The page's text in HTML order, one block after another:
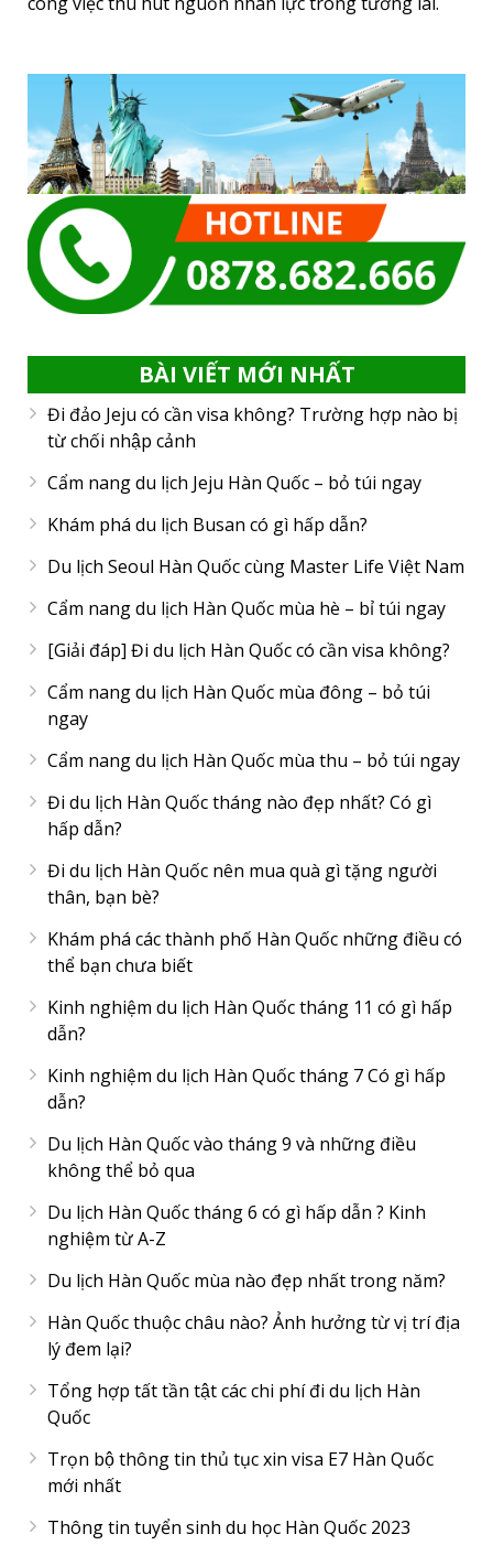
BÀI VIẾT MỚI NHẤT
Đi đảo Jeju có cần visa không? Trường hợp nào bị
từ chối nhập cảnh
Cẩm nang du lịch Jeju Hàn Quốc – bỏ túi ngay
Khám phá du lịch Busan có gì hấp dẫn?
Du lịch Seoul Hàn Quốc cùng Master Life Việt Nam
Cẩm nang du lịch Hàn Quốc mùa hè – bỉ túi ngay
[Giải đáp] Đi du lịch Hàn Quốc có cần visa không?
Cẩm nang du lịch Hàn Quốc mùa đông – bỏ túi
ngay
Cẩm nang du lịch Hàn Quốc mùa thu – bỏ túi ngay
Đi du lịch Hàn Quốc tháng nào đẹp nhất? Có gì
hấp dẫn?
Đi du lịch Hàn Quốc nên mua quà gì tặng người
thân, bạn bè?
Khám phá các thành phố Hàn Quốc những điều có
thể bạn chưa biết
Kinh nghiệm du lịch Hàn Quốc tháng 11 có gì hấp
dẫn?
Kinh nghiệm du lịch Hàn Quốc tháng 7 Có gì hấp
dẫn?
Du lịch Hàn Quốc vào tháng 9 và những điều
không thể bỏ qua
Du lịch Hàn Quốc tháng 6 có gì hấp dẫn ? Kinh
nghiệm từ A-Z
Du lịch Hàn Quốc mùa nào đẹp nhất trong năm?
Hàn Quốc thuộc châu nào? Ảnh hưởng từ vị trí địa
lý đem lại?
Tổng hợp tất tần tật các chi phí đi du lịch Hàn
Quốc
Trọn bộ thông tin thủ tục xin visa E7 Hàn Quốc
mới nhất
Thông tin tuyển sinh du học Hàn Quốc 2023